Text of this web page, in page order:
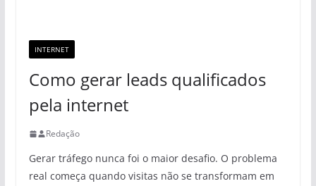
INTERNET
Como gerar leads qualificados
pela internet
Redação
Gerar tráfego nunca foi o maior desafio. O problema
real começa quando visitas não se transformam em